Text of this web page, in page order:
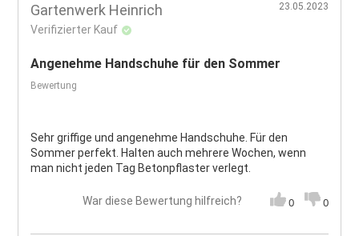
Gartenwerk Heinrich
Verifizierter Kauf
23.05.2023
Angenehme Handschuhe für den Sommer
Bewertung
Sehr griffige und angenehme Handschuhe. Für den
Sommer perfekt. Halten auch mehrere Wochen, wenn
man nicht jeden Tag Betonpflaster verlegt.
War diese Bewertung hilfreich? 0 0